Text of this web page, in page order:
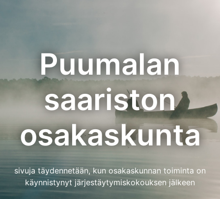
Puumalan
saariston
osakaskunta
sivuja täydennetään, kun osakaskunnan toiminta on
käynnistynyt järjestäytymiskokouksen jälkeen